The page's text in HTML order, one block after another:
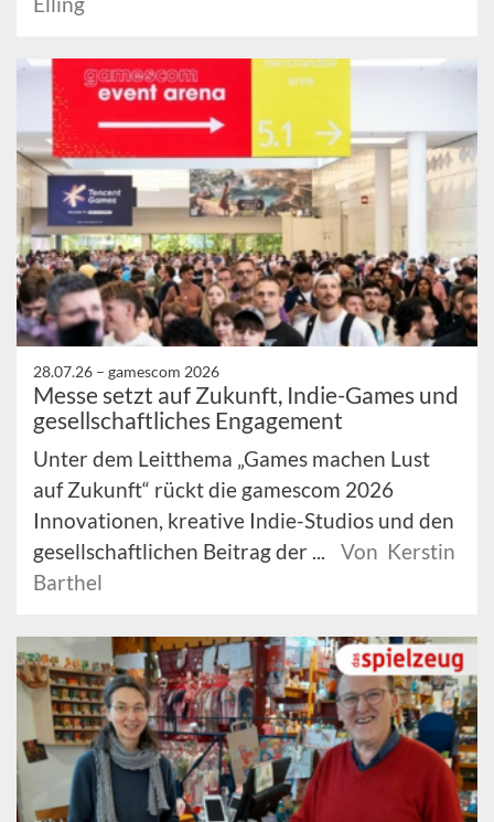
28.07.26 – gamescom 2026
Messe setzt auf Zukunft, Indie-Games und
gesellschaftliches Engagement
Unter dem Leitthema „Games machen Lust
auf Zukunft“ rückt die gamescom 2026
Innovationen, kreative Indie-Studios und den
gesellschaftlichen Beitrag der ...
Von Kerstin
Barthel